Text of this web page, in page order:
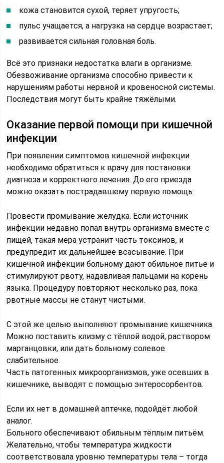
кожа становится сухой, теряет упругость;
пульс учащается, а нагрузка на сердце возрастает;
развивается сильная головная боль.
Всё это признаки недостатка влаги в организме.
Обезвоживание организма способно привести к
нарушениям работы нервной и кровеносной системы.
Последствия могут быть крайне тяжёлыми.
Оказание первой помощи при кишечной
инфекции
При появлении симптомов кишечной инфекции
необходимо обратиться к врачу для постановки
диагноза и корректного лечения. До его приезда
можно оказать пострадавшему первую помощь:
Провести промывание желудка. Если источник
инфекции недавно попал внутрь организма вместе с
пищей, такая мера устранит часть токсинов, и
предупредит их дальнейшее всасывание. При
кишечной инфекции больному дают обильное питьё и
стимулируют рвоту, надавливая пальцами на корень
языка. Процедуру повторяют несколько раз, пока
рвотные массы не станут чистыми.
С этой же целью выполняют промывание кишечника.
Можно поставить клизму с тёплой водой, раствором
марганцовки, или дать больному солевое
слабительное.
Часть патогенных микроорганизмов, уже осевших в
кишечнике, выводят с помощью энтеросорбентов.
Если их нет в домашней аптечке, подойдёт любой
аналог.
Больного обеспечивают обильным тёплым питьём.
Желательно, чтобы температура жидкости
соответствовала уровню температуры тела – тогда